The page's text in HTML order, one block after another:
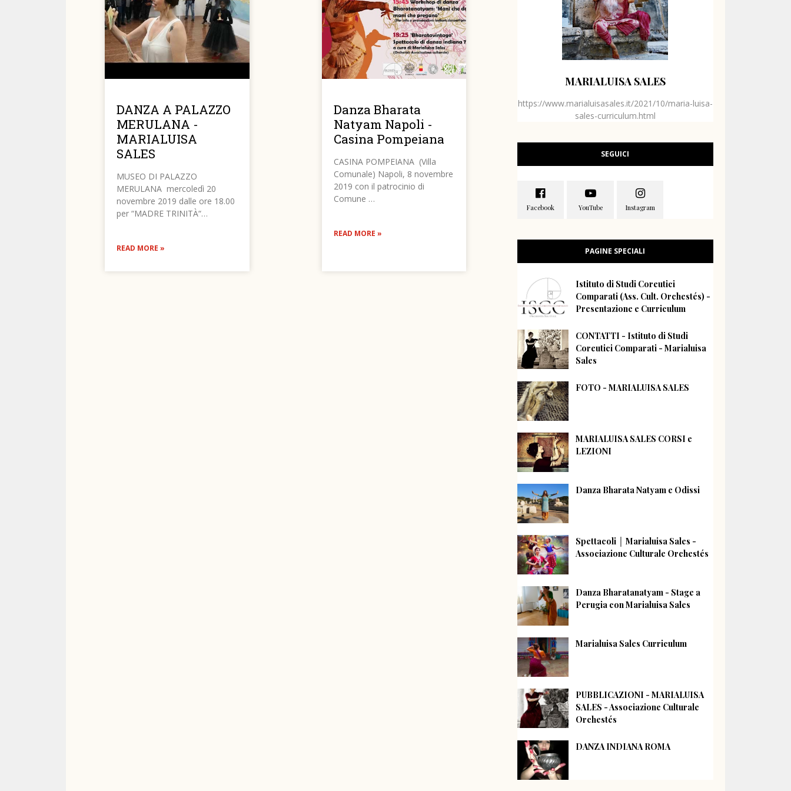
DANZA A PALAZZO
MERULANA -
MARIALUISA
SALES
MUSEO DI PALAZZO
MERULANA mercoledì 20
novembre 2019 dalle ore 18.00
per “MADRE TRINITÀ“…
READ MORE »
Danza Bharata
Natyam Napoli -
Casina Pompeiana
CASINA POMPEIANA (Villa
Comunale) Napoli, 8 novembre
2019 con il patrocinio di
Comune …
READ MORE »
MARIALUISA SALES
https://www.marialuisasales.it/2021/10/maria-luisa-
sales-curriculum.html
SEGUICI
PAGINE SPECIALI
Istituto di Studi Coreutici
Comparati (Ass. Cult. Orchestés) -
Presentazione e Curriculum
CONTATTI - Istituto di Studi
Coreutici Comparati - Marialuisa
Sales
FOTO - MARIALUISA SALES
MARIALUISA SALES CORSI e
LEZIONI
Danza Bharata Natyam e Odissi
Spettacoli │ Marialuisa Sales -
Associazione Culturale Orchestés
Danza Bharatanatyam - Stage a
Perugia con Marialuisa Sales
Marialuisa Sales Curriculum
PUBBLICAZIONI - MARIALUISA
SALES - Associazione Culturale
Orchestés
DANZA INDIANA ROMA